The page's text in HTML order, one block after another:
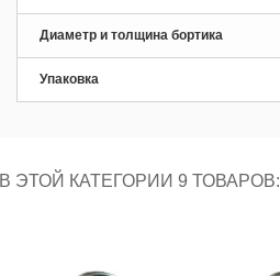
Диаметр и толщина бортика
Упаковка
В ЭТОЙ КАТЕГОРИИ 9 ТОВАРОВ: